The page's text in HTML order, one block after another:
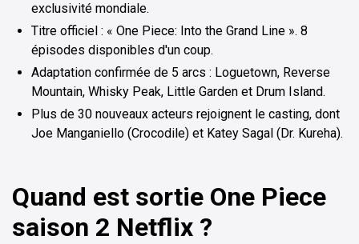
exclusivité mondiale.
Titre officiel : « One Piece: Into the Grand Line ». 8
épisodes disponibles d'un coup.
Adaptation confirmée de 5 arcs : Loguetown, Reverse
Mountain, Whisky Peak, Little Garden et Drum Island.
Plus de 30 nouveaux acteurs rejoignent le casting, dont
Joe Manganiello (Crocodile) et Katey Sagal (Dr. Kureha).
Quand est sortie One Piece
saison 2 Netflix ?